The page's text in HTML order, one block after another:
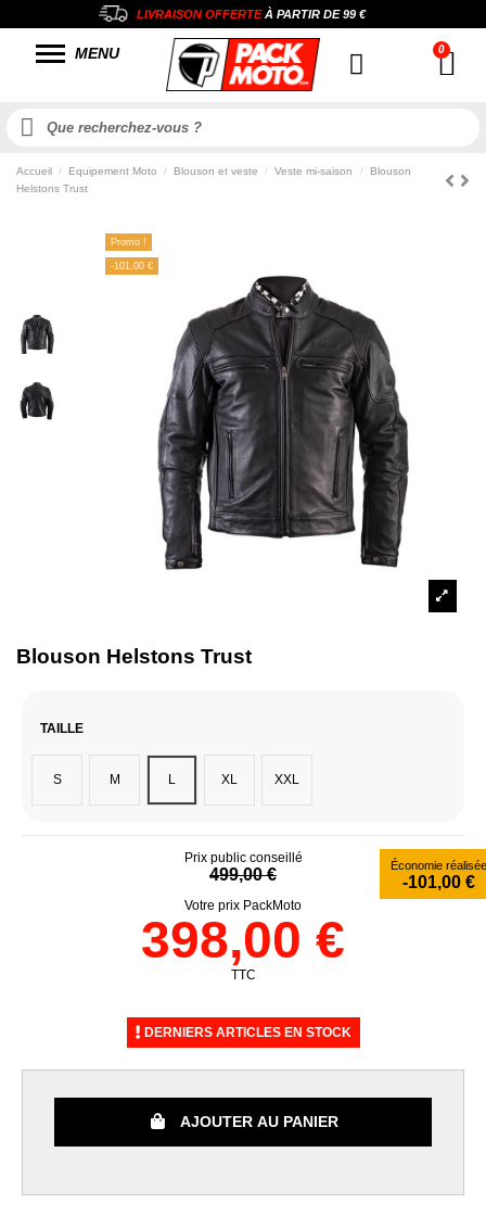
LIVRAISON OFFERTEÀ PARTIR DE99 €
MENU
Accueil Equipement Moto Blouson et veste Veste mi-saison
Blouson
Helstons Trust
Promo !
-101,00 €
Blouson Helstons Trust
TAILLE
S M L XL XXL
Prix public conseillé
499,00 € Économie réalisée
-101,00 €
Votre prix PackMoto
398,00 €
TTC
DERNIERS ARTICLES EN STOCK
AJOUTER AU PANIER